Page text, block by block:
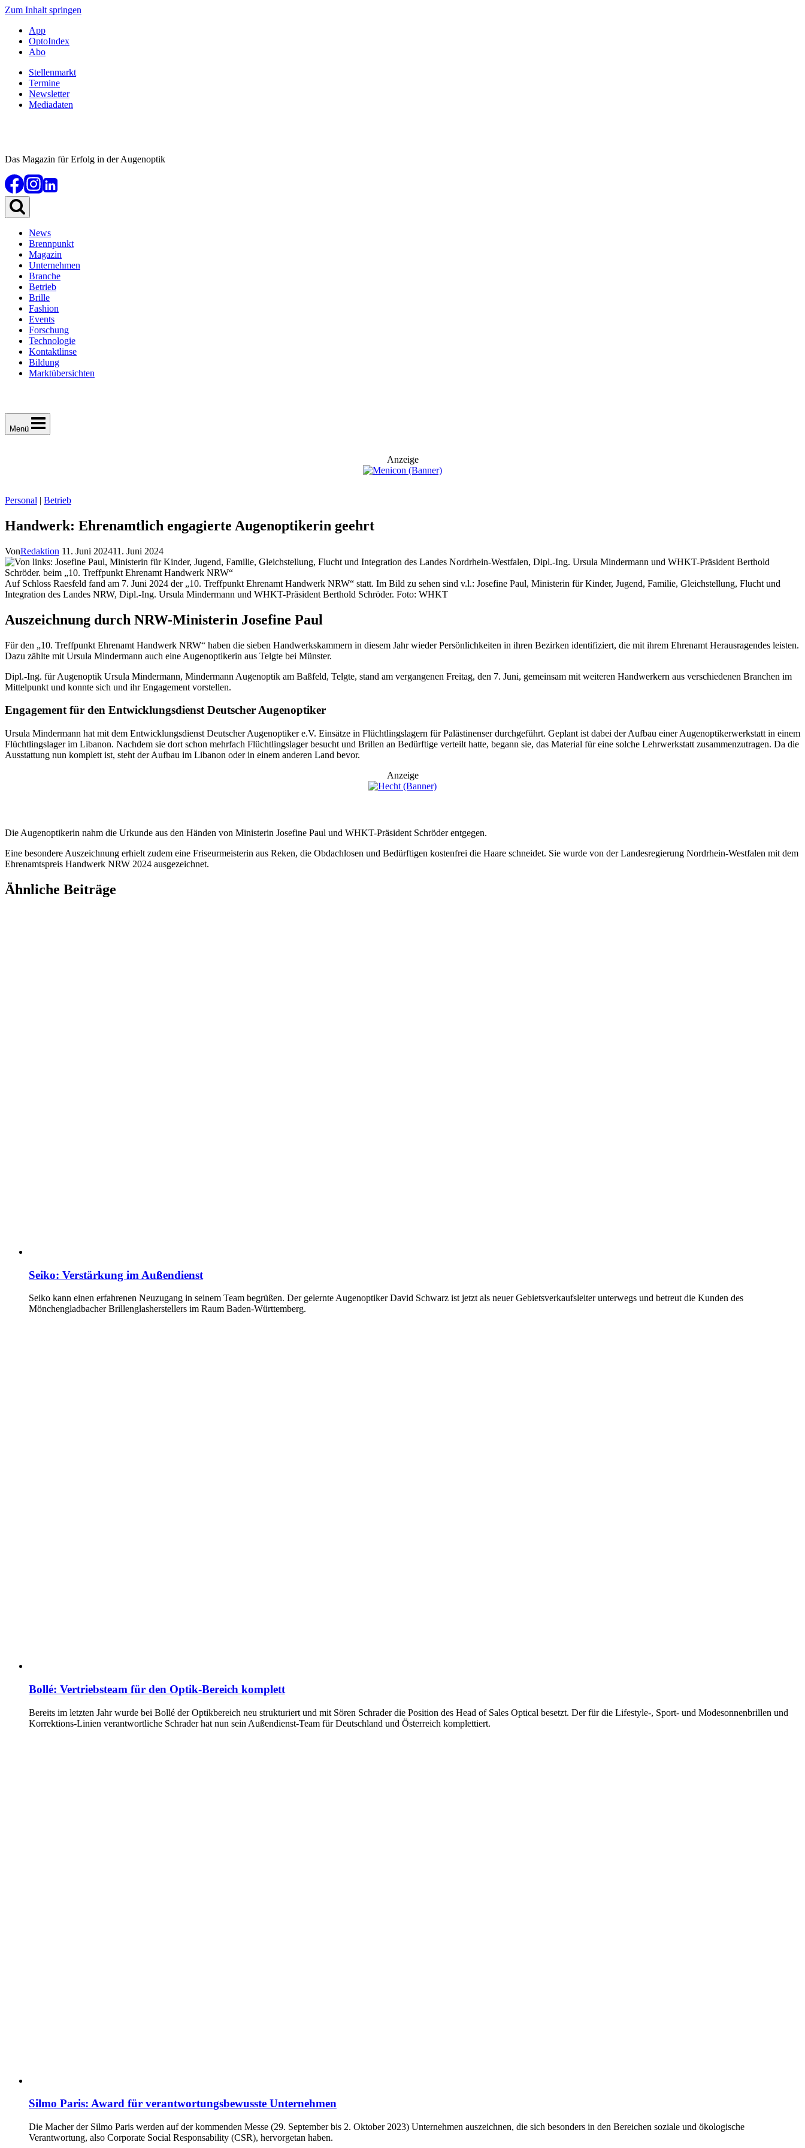
Zum Inhalt springen
App
OptoIndex
Abo
Stellenmarkt
Termine
Newsletter
Mediadaten
Das Magazin für Erfolg in der Augenoptik
News
Brennpunkt
Magazin
Unternehmen
Branche
Betrieb
Brille
Fashion
Events
Forschung
Technologie
Kontaktlinse
Bildung
Marktübersichten
Menü
Anzeige
Personal | Betrieb
Handwerk: Ehrenamtlich engagierte Augenoptikerin geehrt
VonRedaktion 11. Juni 202411. Juni 2024
Auf Schloss Raesfeld fand am 7. Juni 2024 der „10. Treffpunkt Ehrenamt Handwerk NRW“ statt. Im Bild zu sehen sind v.l.: Josefine Paul, Ministerin für Kinder, Jugend, Familie, Gleichstellung, Flucht und
Integration des Landes NRW, Dipl.-Ing. Ursula Mindermann und WHKT-Präsident Berthold Schröder. Foto: WHKT
Auszeichnung durch NRW-Ministerin Josefine Paul
Für den „10. Treffpunkt Ehrenamt Handwerk NRW“ haben die sieben Handwerkskammern in diesem Jahr wieder Persönlichkeiten in ihren Bezirken identifiziert, die mit ihrem Ehrenamt Herausragendes leisten.
Dazu zählte mit Ursula Mindermann auch eine Augenoptikerin aus Telgte bei Münster.
Dipl.-Ing. für Augenoptik Ursula Mindermann, Mindermann Augenoptik am Baßfeld, Telgte, stand am vergangenen Freitag, den 7. Juni, gemeinsam mit weiteren Handwerkern aus verschiedenen Branchen im
Mittelpunkt und konnte sich und ihr Engagement vorstellen.
Engagement für den Entwicklungsdienst Deutscher Augenoptiker
Ursula Mindermann hat mit dem Entwicklungsdienst Deutscher Augenoptiker e.V. Einsätze in Flüchtlingslagern für Palästinenser durchgeführt. Geplant ist dabei der Aufbau einer Augenoptikerwerkstatt in einem
Flüchtlingslager im Libanon. Nachdem sie dort schon mehrfach Flüchtlingslager besucht und Brillen an Bedürftige verteilt hatte, begann sie, das Material für eine solche Lehrwerkstatt zusammenzutragen. Da die
Ausstattung nun komplett ist, steht der Aufbau im Libanon oder in einem anderen Land bevor.
Anzeige
Die Augenoptikerin nahm die Urkunde aus den Händen von Ministerin Josefine Paul und WHKT-Präsident Schröder entgegen.
Eine besondere Auszeichnung erhielt zudem eine Friseurmeisterin aus Reken, die Obdachlosen und Bedürftigen kostenfrei die Haare schneidet. Sie wurde von der Landesregierung Nordrhein-Westfalen mit dem
Ehrenamtspreis Handwerk NRW 2024 ausgezeichnet.
Ähnliche Beiträge
Seiko: Verstärkung im Außendienst
Seiko kann einen erfahrenen Neuzugang in seinem Team begrüßen. Der gelernte Augenoptiker David Schwarz ist jetzt als neuer Gebietsverkaufsleiter unterwegs und betreut die Kunden des
Mönchengladbacher Brillenglasherstellers im Raum Baden-Württemberg.
Bollé: Vertriebsteam für den Optik-Bereich komplett
Bereits im letzten Jahr wurde bei Bollé der Optikbereich neu strukturiert und mit Sören Schrader die Position des Head of Sales Optical besetzt. Der für die Lifestyle-, Sport- und Modesonnenbrillen und
Korrektions-Linien verantwortliche Schrader hat nun sein Außendienst-Team für Deutschland und Österreich komplettiert.
Silmo Paris: Award für verantwortungsbewusste Unternehmen
Die Macher der Silmo Paris werden auf der kommenden Messe (29. September bis 2. Oktober 2023) Unternehmen auszeichnen, die sich besonders in den Bereichen soziale und ökologische
Verantwortung, also Corporate Social Responsability (CSR), hervorgetan haben.